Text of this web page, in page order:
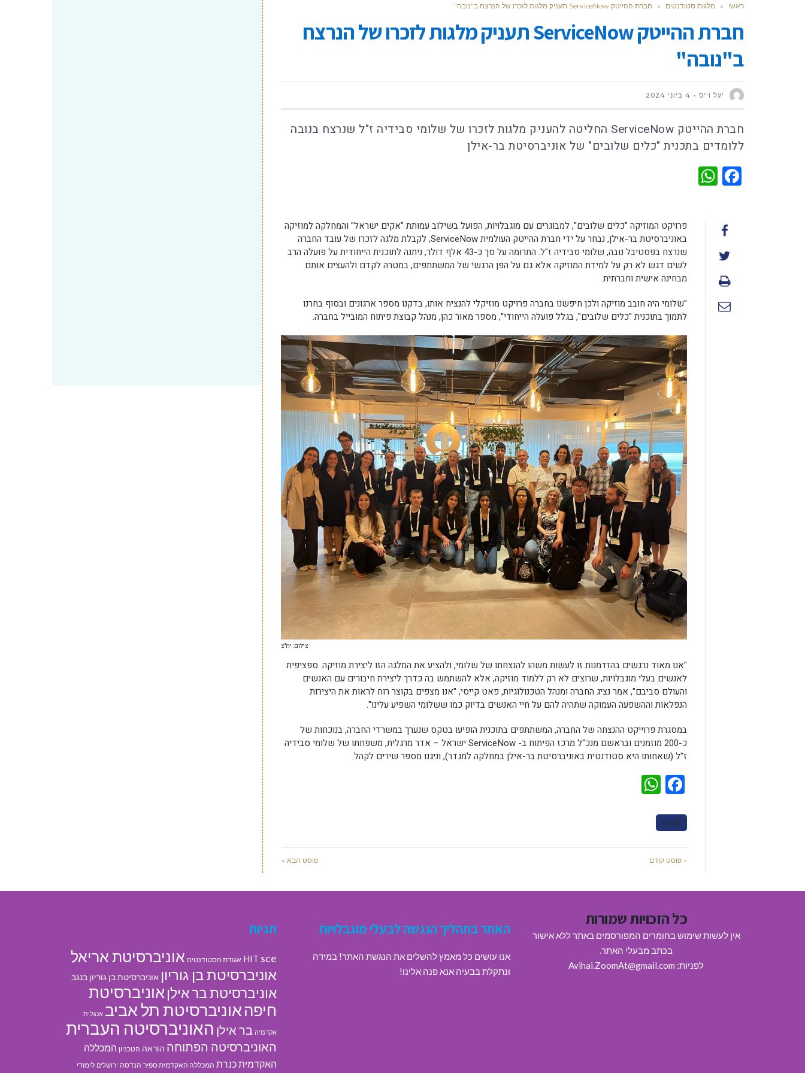
ראשי » מלגות סטודנטים » חברת ההייטק ServiceNow תעניק מלגות לזכרו של הנרצח ב"נובה"
חברת ההייטק ServiceNow תעניק מלגות לזכרו של הנרצח
ב"נובה"
יעל וייס 4 ביוני 2024
חברת ההייטק ServiceNow החליטה להעניק מלגות לזכרו של שלומי סבידיה ז"ל שנרצח בנובה
ללומדים בתכנית "כלים שלובים" של אוניברסיטת בר-אילן
Facebook
פרויקט המוזיקה "כלים שלובים", למבוגרים עם מוגבלויות, הפועל בשילוב עמותת "אקים ישראל" והמחלקה למוזיקה
באוניברסיטת בר-אילן, נבחר על ידי חברת ההייטק העולמית ServiceNow, לקבלת מלגה לזכרו של עובד החברה
שנרצח בפסטיבל נובה, שלומי סבידיה ז"ל. התרומה על סך כ-43 אלף דולר, ניתנה לתוכנית הייחודית על פועלה הרב
לשים דגש לא רק על למידת המוזיקה אלא גם על הפן הרגשי של המשתתפים, במטרה לקדם ולהעצים אותם
מבחינה אישית וחברתית.
"שלומי היה חובב מוזיקה ולכן חיפשנו בחברה פרויקט מוזיקלי להנציח אותו, בדקנו מספר ארגונים ובסוף בחרנו
לתמוך בתוכנית "כלים שלובים", בגלל פועלה הייחודי", מספר מאור כהן, מנהל קבוצת פיתוח המובייל בחברה.
צילום: יח"צ
"אנו מאוד נרגשים בהזדמנות זו לעשות משהו להנצחתו של שלומי, ולהציע את המלגה הזו ליצירת מוזיקה. ספציפית
לאנשים בעלי מוגבלויות, שרוצים לא רק ללמוד מוזיקה, אלא להשתמש בה כדרך ליצירת חיבורים עם האנשים
והעולם סביבם", אמר נציג החברה ומנהל הטכנולוגיות, פאט קייסי, "אנו מצפים בקוצר רוח לראות את היצירות
הנפלאות וההשפעה העמוקה שתהיה להם על חיי האנשים בדיוק כמו ששלומי השפיע עלינו".
במסגרת פרוייקט ההנצחה של החברה, המשתתפים בתוכנית הופיעו בטקס שנערך במשרדי החברה, בנוכחות של
כ-200 מוזמנים ובראשם מנכ"ל מרכז הפיתוח ב- ServiceNow ישראל – אדר מרגלית, משפחתו של שלומי סבידיה
ז"ל (שאחותו היא סטודנטית באוניברסיטת בר-אילן במחלקה למגדר), וניגנו מספר שירים לקהל.
Facebook
מלגות
« פוסט קודם פוסט הבא »
כל הזכויות שמורות
אין לעשות שימוש בחומרים המפורסמים באתר ללא אישור
בכתב מבעלי האתר.
לפניות: Avihai.ZoomAt@gmail.com
האתר בתהליך הנגשה לבעלי מוגבלויות
אנו עושים כל מאמץ להשלים את הנגשת האתר! במידה
ונתקלת בבעיה אנא פנה אלינו!
תגיות
HIT sce אגודת הסטודנטים אוניברסיטת אריאל
אוניברסיטת בן גוריון אוניברסיטת בן גוריון בנגב
אוניברסיטת בר אילן אוניברסיטת
חיפהאוניברסיטת תל אביב אנגלית
אקדמיה בר אילן האוניברסיטה העברית
האוניברסיטה הפתוחה הוראה הטכניון המכללה
האקדמית כנרת המכללה האקדמית ספיר הנדסה ירושלים לימודי